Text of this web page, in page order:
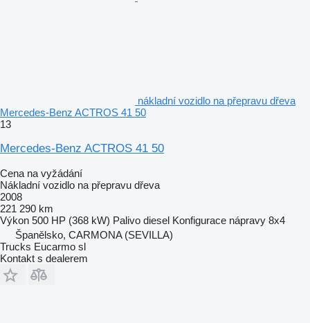
nákladní vozidlo na přepravu dřeva
Mercedes-Benz ACTROS 41 50
13
Mercedes-Benz ACTROS 41 50
Cena na vyžádání
Nákladní vozidlo na přepravu dřeva
2008
221 290 km
Výkon 500 HP (368 kW) Palivo diesel Konfigurace nápravy 8x4
Španělsko, CARMONA (SEVILLA)
Trucks Eucarmo sl
Kontakt s dealerem